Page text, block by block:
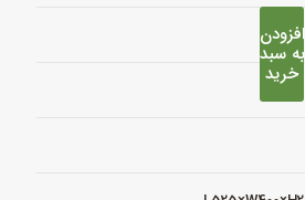
افزودن
به سبد
خرید